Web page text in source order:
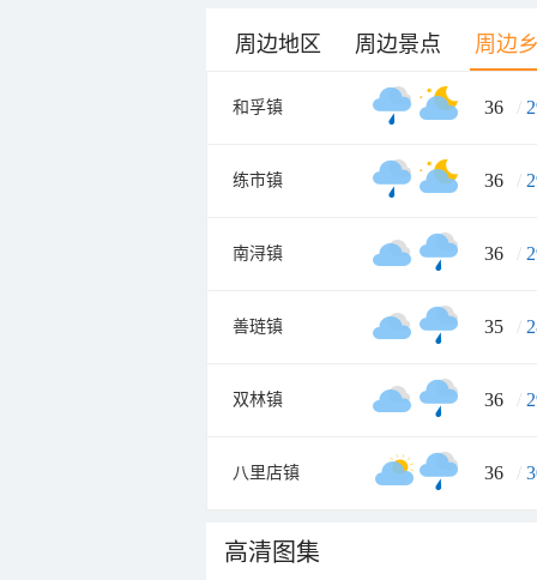
周边地区 周边景点 周边
和孚镇 36 /
练市镇 36 /
南浔镇 36 /
善琏镇 35 /
双林镇 36 /
八里店镇 36 /
高清图集